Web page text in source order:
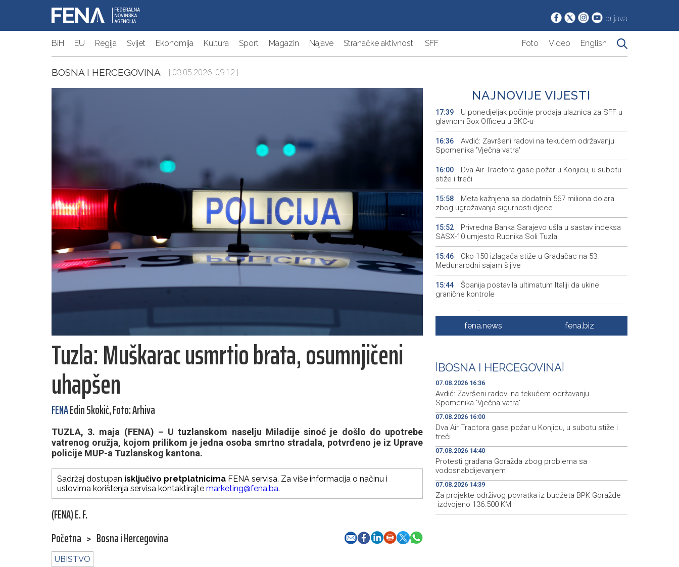
prijava
BiH EU Regija Svijet Ekonomija Kultura Sport Magazin Najave Stranačke aktivnosti SFF Foto Video English
BOSNA I HERCEGOVINA | 03.05.2026. 09:12 |
Tuzla: Muškarac usmrtio brata, osumnjičeni
uhapšen
FENAEdin Skokić, Foto: Arhiva
TUZLA, 3. maja (FENA) – U tuzlanskom naselju Miladije sinoć je došlo do upotrebe
vatrenog oružja, kojom prilikom je jedna osoba smrtno stradala, potvrđeno je iz Uprave
policije MUP-a Tuzlanskog kantona.
Sadržaj dostupan isključivo pretplatnicima FENA servisa. Za više informacija o načinu i
uslovima korištenja servisa kontaktirajte marketing@fena.ba.
(FENA) E. F.
Početna > Bosna i Hercegovina
UBISTVO
NAJNOVIJE VIJESTI
17:39
U ponedjeljak počinje prodaja ulaznica za SFF u
glavnom Box Officeu u BKC-u
16:36
Avdić: Završeni radovi na tekućem održavanju
Spomenika 'Vječna vatra'
16:00
Dva Air Tractora gase požar u Konjicu, u subotu
stiže i treći
15:58
Meta kažnjena sa dodatnih 567 miliona dolara
zbog ugrožavanja sigurnosti djece
15:52
Privredna Banka Sarajevo ušla u sastav indeksa
SASX-10 umjesto Rudnika Soli Tuzla
15:46
Oko 150 izlagača stiže u Gradačac na 53.
Međunarodni sajam šljive
15:44
Španija postavila ultimatum Italiji da ukine
granične kontrole
Goražde residents protest over repeated water
15:27 Priopćenje za javnost Naše stranke Mostar
fena.news fena.biz
BOSNA I HERCEGOVINA
07.08.2026 16:36
Avdić: Završeni radovi na tekućem održavanju
Spomenika 'Vječna vatra'
07.08.2026 16:00
Dva Air Tractora gase požar u Konjicu, u subotu stiže i
treći
07.08.2026 14:40
Protesti građana Goražda zbog problema sa
vodosnabdijevanjem
07.08.2026 14:39
Za projekte održivog povratka iz budžeta BPK Goražde
izdvojeno 136.500 KM